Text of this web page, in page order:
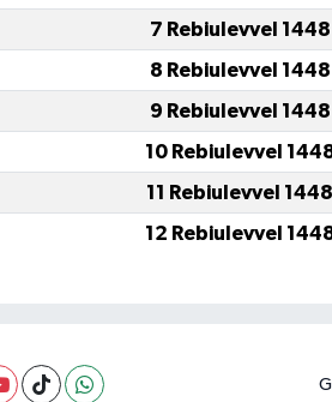
7 Rebiulevvel 1448
8 Rebiulevvel 1448
9 Rebiulevvel 1448
10 Rebiulevvel
11 Rebiulevvel 1448
12 Rebiulevvel